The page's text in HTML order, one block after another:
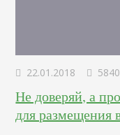
22.01.2018 5840
Не доверяй, а
для размещения